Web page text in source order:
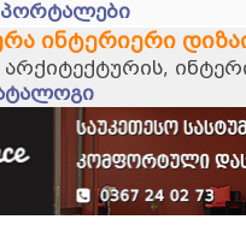
ინტერიერი